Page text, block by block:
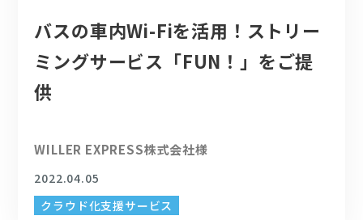
バスの車内Wi-Fiを活用！ストリー
ミングサービス「FUN！」をご提
供
WILLER EXPRESS株式会社様
2022.04.05
クラウド化支援サービス